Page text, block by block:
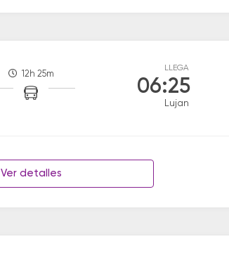
12h 25m
LLEGA
06:25
Lujan
Ver detalles